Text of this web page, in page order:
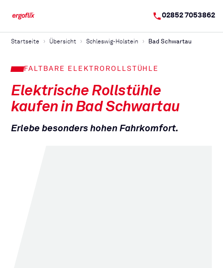
02852 7053862
Startseite Übersicht Schleswig-Holstein Bad Schwartau
FALTBARE ELEKTROROLLSTÜHLE
Elektrische Rollstühle
kaufen in Bad Schwartau
Erlebe besonders hohen Fahrkomfort.